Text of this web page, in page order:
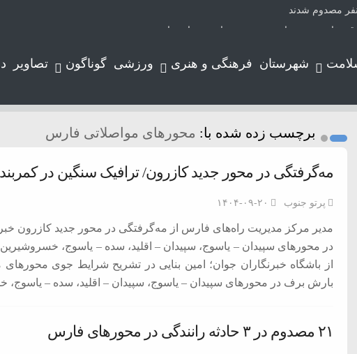
مقاومت و صدای مردمند در هیاهوی روایت‌ها
نیروی برق شیراز با حضور ناظران توانیر
روایتی از عشق عمیق به مردم
وارداتی
شهرستان فرهنگی و هنری ورزشی گوناگون تصاویر
برچسب زده شده با: محورهای مواصلاتی فارس
مه‌گرفتگی در محور جدید کازرون/ ترافیک سنگین در
پرتو جنوب ۱۴۰۴-۰۹-۲۰
مدیر مرکز مدیریت راه‌های فارس از مه‌گرفتگی در محور جدید کازرون
در محورهای سپیدان – یاسوج، سپیدان – اقلید، سده – یاسوج،
از باشگاه خبرنگاران جوان؛ امین بنایی در تشریح شرایط جوی
بارش برف در محورهای سپیدان – یاسوج، سپیدان – اقلید، سده –
۲۱ مصدوم در ۳ حادثه رانندگی در محور‌های فارس